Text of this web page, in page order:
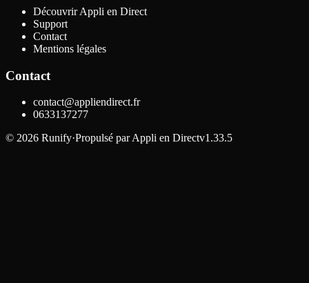
Découvrir Appli en Direct
Support
Contact
Mentions légales
Contact
contact@appliendirect.fr
0633137277
© 2026 Runify·Propulsé par Appli en Directv1.33.5